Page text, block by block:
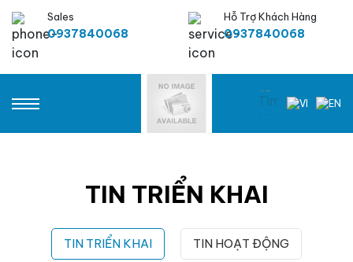
Sales
0937840068
Hỗ Trợ Khách Hàng
0937840068
TIN TRIỂN KHAI
TIN TRIỂN KHAI TIN HOẠT ĐỘNG